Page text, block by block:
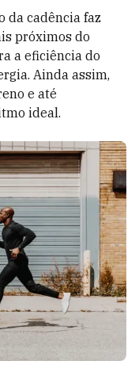
da cadência faz
próximos do
a eficiência do
Ainda assim,
e até
ideal.